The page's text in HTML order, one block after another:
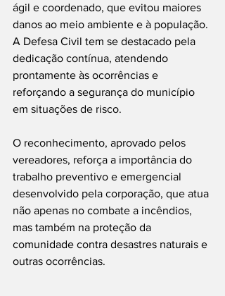
ágil e coordenado, que evitou maiores
danos ao meio ambiente e à população.
A Defesa Civil tem se destacado pela
dedicação contínua, atendendo
prontamente às ocorrências e
reforçando a segurança do município
em situações de risco.
O reconhecimento, aprovado pelos
vereadores, reforça a importância do
trabalho preventivo e emergencial
desenvolvido pela corporação, que atua
não apenas no combate a incêndios,
mas também na proteção da
comunidade contra desastres naturais e
outras ocorrências.